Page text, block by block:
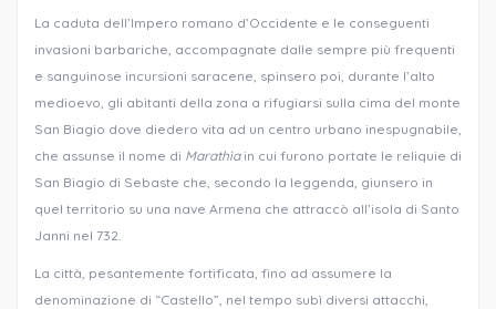
La caduta dell’Impero romano d’Occidente e le conseguenti
invasioni barbariche, accompagnate dalle sempre più frequenti
e sanguinose incursioni saracene, spinsero poi, durante l’alto
medioevo, gli abitanti della zona a rifugiarsi sulla cima del monte
San Biagio dove diedero vita ad un centro urbano inespugnabile,
che assunse il nome di Marathìain cui furono portate le reliquie di
San Biagio di Sebaste che, secondo la leggenda, giunsero in
quel territorio su una nave Armena che attraccò all’isola di Santo
Janni nel 732.
La città, pesantemente fortificata, fino ad assumere la
denominazione di “Castello”, nel tempo subì diversi attacchi,